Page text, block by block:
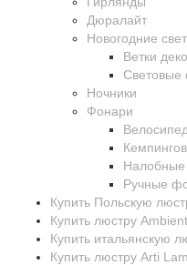
Дюралайт
Новогодние
Ветки
Световые
Ночники
Фонари
Ручные
Купить Польскую
Купить люстру
Купить итальянскую
Купить люстру Arti